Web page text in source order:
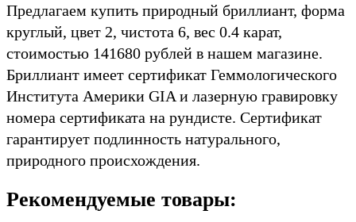
Предлагаем купить природный бриллиант, форма
круглый, цвет 2, чистота 6, вес 0.4 карат,
стоимостью 141680 рублей в нашем магазине.
Бриллиант имеет сертификат Геммологического
Института Америки GIA и лазерную гравировку
номера сертификата на рундисте. Сертификат
гарантирует подлинность натурального,
природного происхождения.
Рекомендуемые товары: